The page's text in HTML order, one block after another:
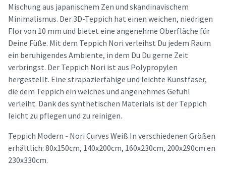
Mischung aus japanischem Zen und skandinavischem
Minimalismus. Der 3D-Teppich hat einen weichen, niedrigen
Flor von 10 mm und bietet eine angenehme Oberfläche für
Deine Füße. Mit dem Teppich Nori verleihst Du jedem Raum
ein beruhigendes Ambiente, in dem Du Du gerne Zeit
verbringst. Der Teppich Nori ist aus Polypropylen
hergestellt. Eine strapazierfähige und leichte Kunstfaser,
die dem Teppich ein weiches und angenehmes Gefühl
verleiht. Dank des synthetischen Materials ist der Teppich
leicht zu pflegen und zu reinigen.
Teppich Modern - Nori Curves Weiß In verschiedenen Größen
erhältlich: 80x150cm, 140x200cm, 160x230cm, 200x290cm en
230x330cm.